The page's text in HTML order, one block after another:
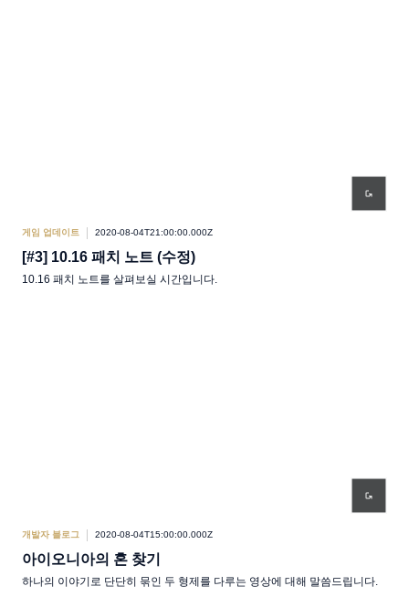
게임 업데이트 2020-08-04T21:00:00.000Z
[#3] 10.16 패치 노트 (수정)
10.16 패치 노트를 살펴보실 시간입니다.
개발자 블로그 2020-08-04T15:00:00.000Z
아이오니아의 혼 찾기
하나의 이야기로 단단히 묶인 두 형제를 다루는 영상에 대해 말씀드립니다.